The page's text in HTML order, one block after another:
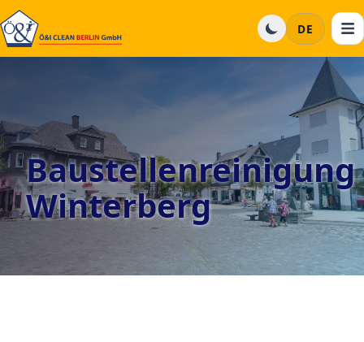
DE
Baustellenreinigung
Winterberg